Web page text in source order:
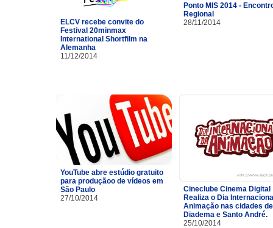
ELCV recebe convite do
Festival 20minmax
International Shortfilm na
Alemanha
11/12/2014
Ponto MIS 2014 -
Regional
28/11/2014
YouTube abre estúdio gratuito
para produçãoo de vídeos em
São Paulo
27/10/2014
Cineclube Cinema Digital
Realiza o Dia
Animação nas cidades de
Diadema e Santo André.
25/10/2014